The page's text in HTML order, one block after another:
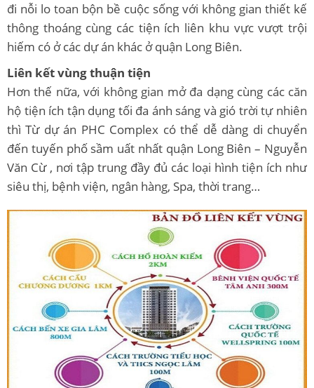
đi nỗi lo toan bộn bề cuộc sống với không gian thiết kế
thông thoáng cùng các tiện ích liên khu vực vượt trội
hiếm có ở các dự án khác ở quận Long Biên.
Liên kết vùng thuận tiện
Hơn thế nữa, với không gian mở đa dạng cùng các căn
hộ tiện ích tận dụng tối đa ánh sáng và gió trời tự nhiên
thì Từ dự án PHC Complex có thể dễ dàng di chuyển
đến tuyến phố sầm uất nhất quận Long Biên – Nguyễn
Văn Cừ , nơi tập trung đầy đủ các loại hình tiện ích như
siêu thị, bệnh viện, ngân hàng, Spa, thời trang…